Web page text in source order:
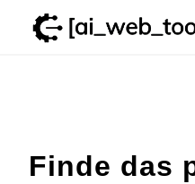
Finde das